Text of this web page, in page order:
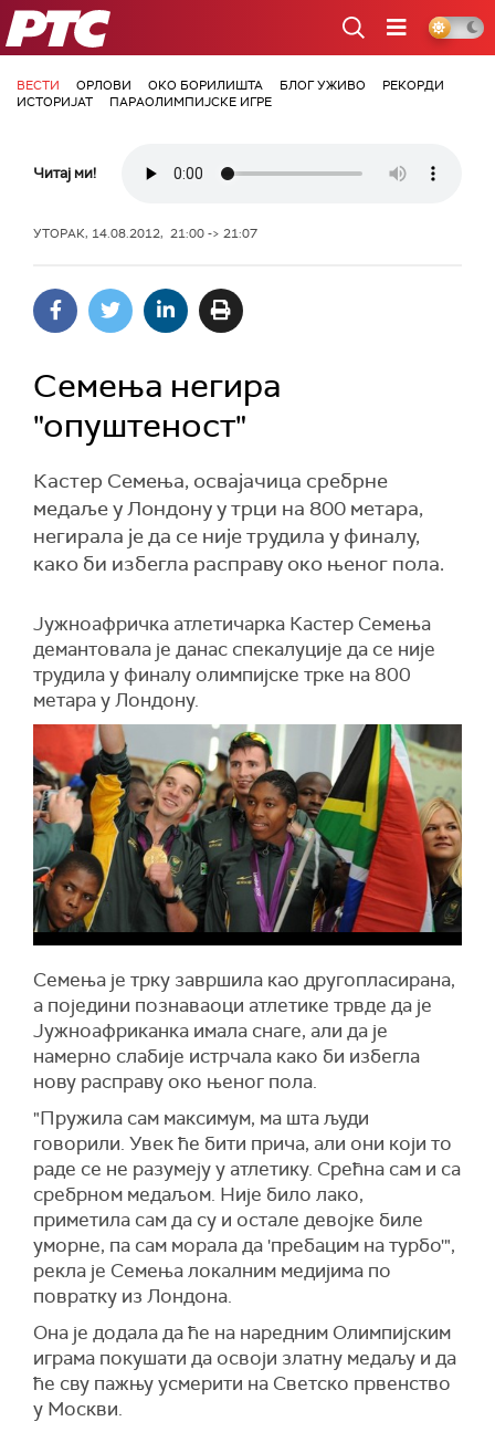
РТС
ВЕСТИ ОРЛОВИ ОКО БОРИЛИШТА БЛОГ УЖИВО
РЕКОРДИ
ИСТОРИЈАТ
ПАРАОЛИМПИЈСКЕ ИГРЕ
Читај ми!
УТОРАК, 14.08.2012, 21:00 -> 21:07
Семења негира
"опуштеност"
Кастер Семења, освајачица сребрне
медаље у Лондону у трци на 800 метара,
негирала је да се није трудила у финалу,
како би избегла расправу око њеног пола.
Јужноафричка атлетичарка Кастер Семења
демантовала је данас спекалуције да се није
трудила у финалу олимпијске трке на 800
метара у Лондону.
Семења је трку завршила као другопласирана,
а поједини познаваоци атлетике трвде да је
Јужноафриканка имала снаге, али да је
намерно слабије истрчала како би избегла
нову расправу око њеног пола.
"Пружила сам максимум, ма шта људи
говорили. Увек ће бити прича, али они који то
раде се не разумеју у атлетику. Срећна сам и са
сребрном медаљом. Није било лако,
приметила сам да су и остале девојке биле
уморне, па сам морала да 'пребацим на турбо'",
рекла је Семења локалним медијима по
повратку из Лондона.
Она је додала да ће на наредним Олимпијским
играма покушати да освоји златну медаљу и да
ће сву пажњу усмерити на Светско првенство
у Москви.